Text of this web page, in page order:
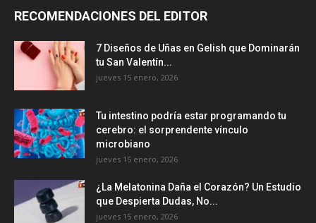
RECOMENDACIONES DEL EDITOR
7 Diseños de Uñas en Gelish que Dominarán
tu San Valentín...
jueves 15 enero, 2026
Tu intestino podría estar programando tu
cerebro: el sorprendente vínculo
microbiano
jueves 15 enero, 2026
¿La Melatonina Daña el Corazón? Un Estudio
que Despierta Dudas, No...
jueves 15 enero, 2026